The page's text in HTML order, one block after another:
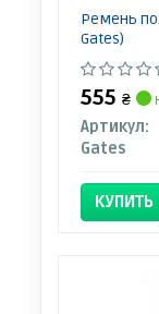
Ремень
Gates)
555 ₴
Артикул:
Gates
КУПИТЬ